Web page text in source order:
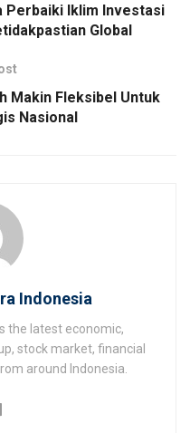
Perbaiki Iklim Investasi
Global
Makin Fleksibel Untuk
Nasional
Indonesia
the latest economic,
stock market, financial
around Indonesia.